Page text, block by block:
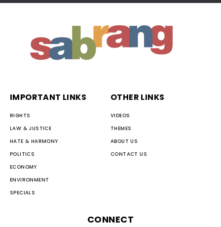
IMPORTANT LINKS
RIGHTS
LAW & JUSTICE
HATE & HARMONY
POLITICS
ECONOMY
ENVIRONMENT
SPECIALS
OTHER LINKS
VIDEOS
THEMES
ABOUT US
CONTACT US
CONNECT